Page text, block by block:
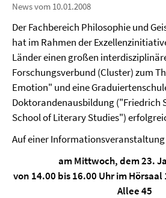
News vom 10.01.2008
Der Fachbereich Philosophie und
hat im Rahmen der
Länder einen großen
Forschungsverbund (Cluster) zum
Emotion" und eine
Doktorandenausbildung ("Friedrich
School of Literary Studies")
Auf einer Informationsveranstaltung
am Mittwoch, dem 23.
von 14.00 bis 16.00 Uhr im
Allee 45